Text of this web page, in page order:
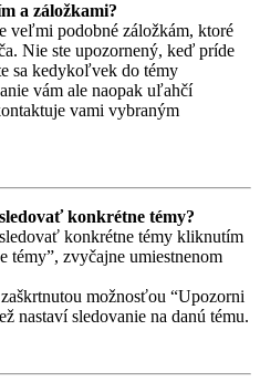
a záložkami?
veľmi podobné záložkám, ktoré
Nie ste upozornený, keď príde
sa kedykoľvek do témy
vám ale naopak uľahčí
vami vybraným
konkrétne témy?
konkrétne témy kliknutím
témy”, zvyčajne umiestnenom
možnosťou “Upozorni
nastaví sledovanie na danú tému.